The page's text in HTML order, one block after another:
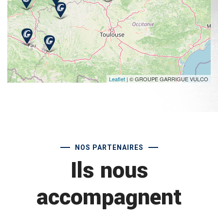
Leaflet | © GROUPE GARRIGUE VULCO
NOS PARTENAIRES
Ils nous
accompagnent